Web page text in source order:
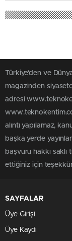
Türkiye'den ve
magazinden
adresi
alıntı yapılamaz,
başka yerde
başvuru hakkı
ettiğiniz için
SAYFALAR
Üye Girişi
Üye Kaydı